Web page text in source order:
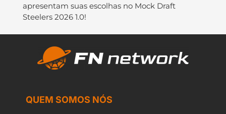
apresentam suas escolhas no Mock Draft
Steelers 2026 1.0!
QUEM SOMOS NÓS